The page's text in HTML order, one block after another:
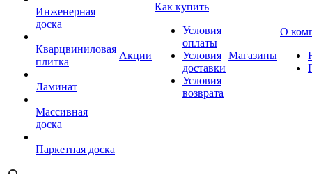
Инженерная
доска
Кварцвиниловая
плитка
Ламинат
Массивная
доска
Паркетная доска
Акции
Как купить
Условия
оплаты
Условия
доставки
Условия
возврата
Магазины
О